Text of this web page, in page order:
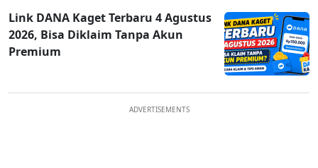
Link DANA Kaget Terbaru 4 Agustus
2026, Bisa Diklaim Tanpa Akun
Premium
ADVERTISEMENTS